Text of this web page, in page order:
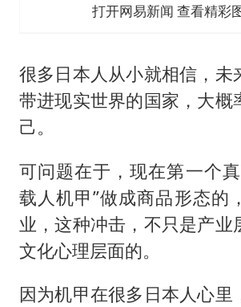
打开网易新闻 查看精彩
很多日本人从小就相信，未
带进现实世界的国家，大概
己。
可问题在于，现在第一个
载人机甲”做成商品形态的
业，这种冲击，不只是产业
文化心理层面的。
因为机甲在很多日本人心里